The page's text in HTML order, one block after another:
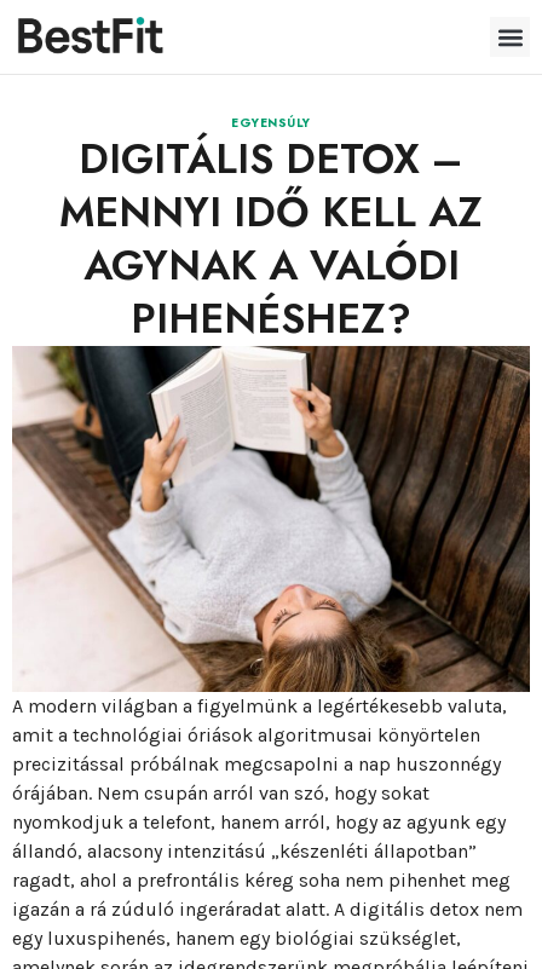
EGYENSÚLY
DIGITÁLIS DETOX –
MENNYI IDŐ KELL AZ
AGYNAK A VALÓDI
PIHENÉSHEZ?
A modern világban a figyelmünk a legértékesebb valuta,
amit a technológiai óriások algoritmusai könyörtelen
precizitással próbálnak megcsapolni a nap huszonnégy
órájában. Nem csupán arról van szó, hogy sokat
nyomkodjuk a telefont, hanem arról, hogy az agyunk egy
állandó, alacsony intenzitású „készenléti állapotban”
ragadt, ahol a prefrontális kéreg soha nem pihenhet meg
igazán a rá zúduló ingeráradat alatt. A digitális detox nem
egy luxuspihenés, hanem egy biológiai szükséglet,